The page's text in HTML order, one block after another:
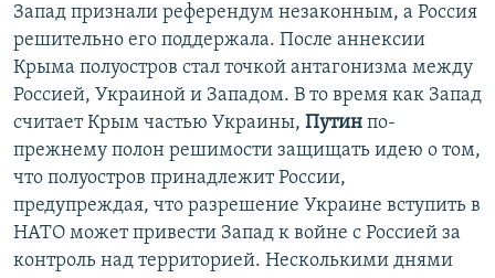
Запад признали референдум незаконным, а Россия
решительно его поддержала. После аннексии
Крыма полуостров стал точкой антагонизма между
Россией, Украиной и Западом. В то время как Запад
считает Крым частью Украины, Путин по-
прежнему полон решимости защищать идею о том,
что полуостров принадлежит России,
предупреждая, что разрешение Украине вступить в
НАТО может привести Запад к войне с Россией за
контроль над территорией. Несколькими днями